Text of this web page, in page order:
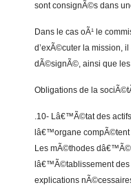
sont consignÃ©s dans
Dans le cas oÃ¹ le
d’exÃ©cuter la mission,
dÃ©signÃ©, ainsi que
Obligations de la
.10- Lâ€™Ã©tat des
lâ€™organe
Les mÃ©thodes
lâ€™Ã©tablissement des
explications